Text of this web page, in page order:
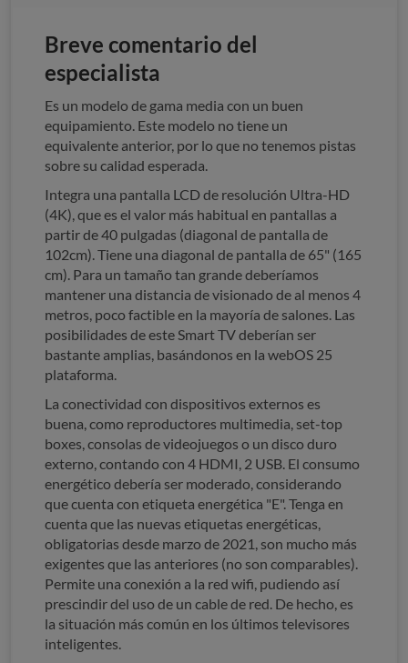
Breve comentario del
especialista
Es un modelo de gama media con un buen
equipamiento. Este modelo no tiene un
equivalente anterior, por lo que no tenemos pistas
sobre su calidad esperada.
Integra una pantalla LCD de resolución Ultra-HD
(4K), que es el valor más habitual en pantallas a
partir de 40 pulgadas (diagonal de pantalla de
102cm). Tiene una diagonal de pantalla de 65" (165
cm). Para un tamaño tan grande deberíamos
mantener una distancia de visionado de al menos 4
metros, poco factible en la mayoría de salones. Las
posibilidades de este Smart TV deberían ser
bastante amplias, basándonos en la webOS 25
plataforma.
La conectividad con dispositivos externos es
buena, como reproductores multimedia, set-top
boxes, consolas de videojuegos o un disco duro
externo, contando con 4 HDMI, 2 USB. El consumo
energético debería ser moderado, considerando
que cuenta con etiqueta energética "E". Tenga en
cuenta que las nuevas etiquetas energéticas,
obligatorias desde marzo de 2021, son mucho más
exigentes que las anteriores (no son comparables).
Permite una conexión a la red wifi, pudiendo así
prescindir del uso de un cable de red. De hecho, es
la situación más común en los últimos televisores
inteligentes.